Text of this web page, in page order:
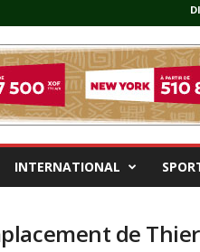
INTERNATIONAL
de